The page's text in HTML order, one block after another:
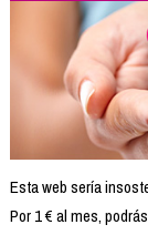
Esta web sería
Por 1 € al mes,